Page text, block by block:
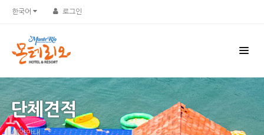
한국어 로그인
단체견적
예약안내
Sketchbook5, 스케치북5